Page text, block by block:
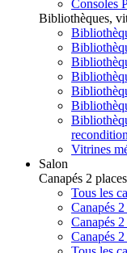
Consoles
Bibliothèques,
Vitrines
Salon
Canapés 2 places
Tous les
Canapés
Canapés
Canapés